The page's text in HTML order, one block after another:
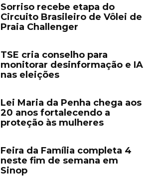
Sorriso recebe etapa do
Circuito Brasileiro de Vôlei de
Praia Challenger
TSE cria conselho para
monitorar desinformação e IA
nas eleições
Lei Maria da Penha chega aos
20 anos fortalecendo a
proteção às mulheres
Feira da Família completa 4
neste fim de semana em
Sinop